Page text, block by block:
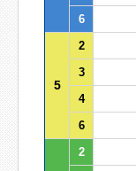
6
5
2
3
4
6
2